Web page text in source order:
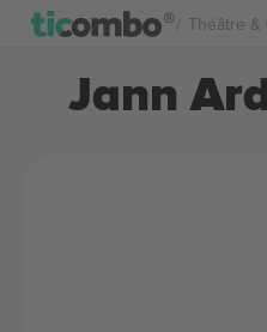
Théâtre &
Jann